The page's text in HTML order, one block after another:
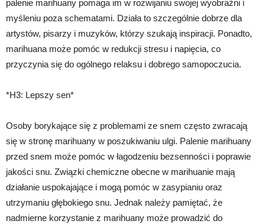
palenie marihuany pomaga im w rozwijaniu swojej wyobraźni i
myśleniu poza schematami. Działa to szczególnie dobrze dla
artystów, pisarzy i muzyków, którzy szukają inspiracji. Ponadto,
marihuana może pomóc w redukcji stresu i napięcia, co
przyczynia się do ogólnego relaksu i dobrego samopoczucia.
*H3: Lepszy sen*
Osoby borykające się z problemami ze snem często zwracają
się w stronę marihuany w poszukiwaniu ulgi. Palenie marihuany
przed snem może pomóc w łagodzeniu bezsenności i poprawie
jakości snu. Związki chemiczne obecne w marihuanie mają
działanie uspokajające i mogą pomóc w zasypianiu oraz
utrzymaniu głębokiego snu. Jednak należy pamiętać, że
nadmierne korzystanie z marihuany może prowadzić do